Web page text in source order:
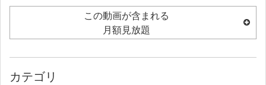
この動画が含まれる
月額見放題
カテゴリ